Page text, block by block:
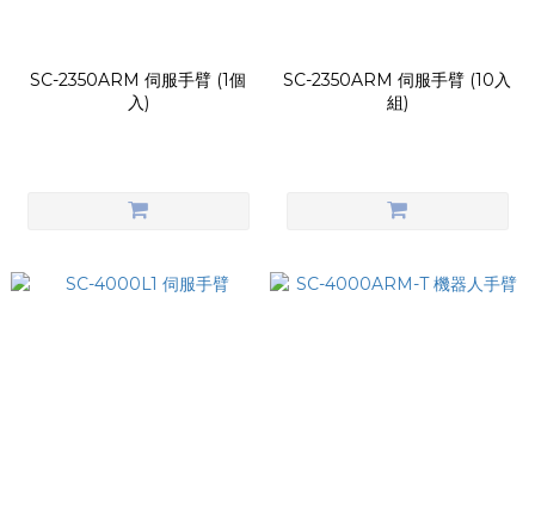
SC-2350ARM 伺服手臂 (1個
入)
SC-2350ARM 伺服手臂 (10入
組)